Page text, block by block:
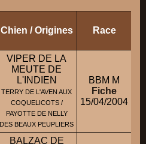
Chien / Origines Race
VIPER DE LA
MEUTE DE
L'INDIEN
TERRY DE L'AVEN AUX
COQUELICOTS /
PAYOTTE DE NELLY
DES BEAUX PEUPLIERS
BBM M
Fiche
15/04/2004
BALZAC DE